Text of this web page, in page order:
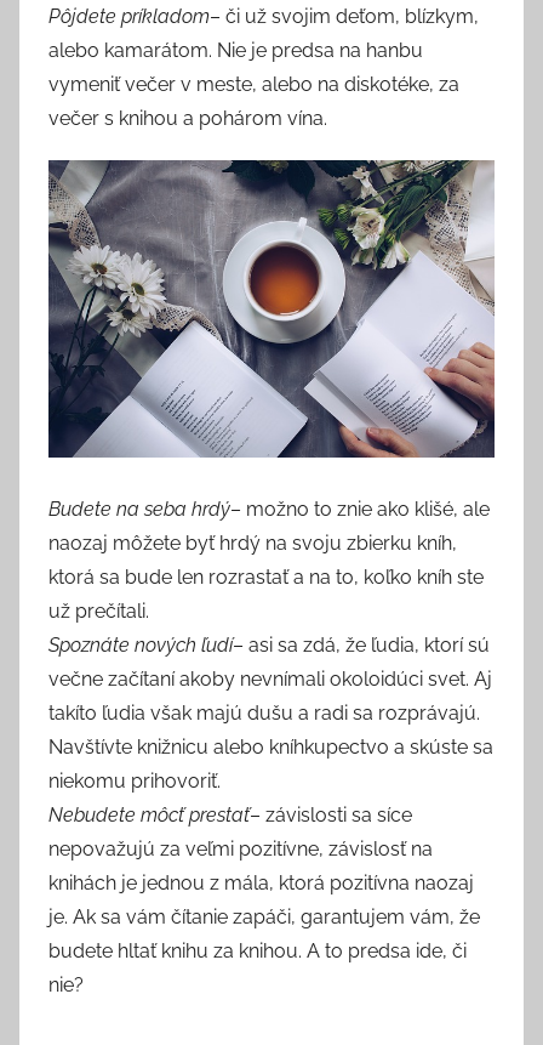
Pôjdete príkladom– či už svojim deťom, blízkym,
alebo kamarátom. Nie je predsa na hanbu
vymeniť večer v meste, alebo na diskotéke, za
večer s knihou a pohárom vína.
Budete na seba hrdý– možno to znie ako klišé, ale
naozaj môžete byť hrdý na svoju zbierku kníh,
ktorá sa bude len rozrastať a na to, koľko kníh ste
už prečítali.
Spoznáte nových ľudí– asi sa zdá, že ľudia, ktorí sú
večne začítaní akoby nevnímali okoloidúci svet. Aj
takíto ľudia však majú dušu a radi sa rozprávajú.
Navštívte knižnicu alebo kníhkupectvo a skúste sa
niekomu prihovoriť.
Nebudete môcť prestať– závislosti sa síce
nepovažujú za veľmi pozitívne, závislosť na
knihách je jednou z mála, ktorá pozitívna naozaj
je. Ak sa vám čítanie zapáči, garantujem vám, že
budete hltať knihu za knihou. A to predsa ide, či
nie?